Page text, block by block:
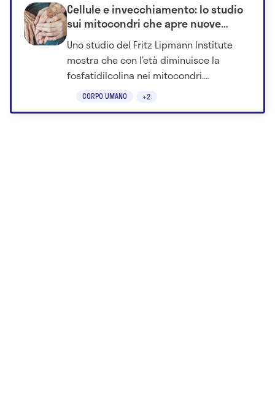
CORPO UMANO +2
Cellule e invecchiamento: lo studio
sui mitocondri che apre nuove
prospettive
Uno studio del Fritz Lipmann Institute
mostra che con l’età diminuisce la
fosfatidilcolina nei mitocondri.
Ripristinarla migliora la funzione